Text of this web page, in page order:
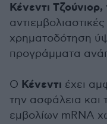
Κένεντι Τζούνιορ,
χρηματοδότηση
προγράμματα
Ο Κένεντι έχει
την ασφάλεια και
εμβολίων mRNA